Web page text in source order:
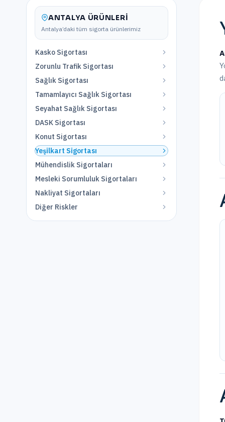
ANTALYA ÜRÜNLERI
Antalya’daki tüm sigorta ürünlerimiz
Kasko Sigortası
Zorunlu Trafik Sigortası
Sağlık Sigortası
Tamamlayıcı Sağlık Sigortası
Seyahat Sağlık Sigortası
DASK Sigortası
Konut Sigortası
Yeşilkart Sigortası
Mühendislik Sigortaları
Mesleki Sorumluluk Sigortaları
Nakliyat Sigortaları
Diğer Riskler